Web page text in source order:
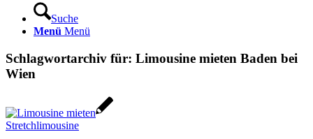
Suche
Menü Menü
Schlagwortarchiv für: Limousine mieten Baden bei
Wien
Stretchlimousine